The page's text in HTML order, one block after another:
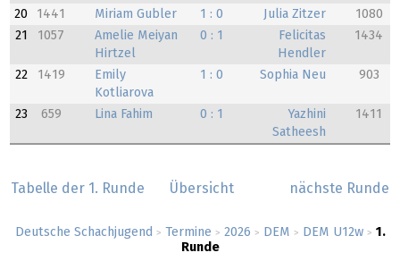
Deutsche Schachjugend > Termine > 2026 > DEM > DEM U12w > 1.
Runde
20
1441 Miriam Gubler 1 : 0 Julia Zitzer
1080
21
1057
Amelie Meiyan
Hirtzel
0 : 1
Felicitas
Hendler
1434
22 1419
Emily
Kotliarova
1 : 0 Sophia Neu 903
23 659 Lina Fahim 0 : 1
Yazhini
Satheesh
1411
Tabelle der 1. Runde Übersicht nächste Runde